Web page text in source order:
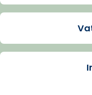
Imatge: